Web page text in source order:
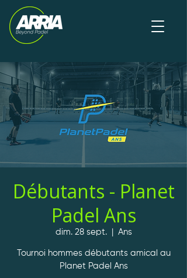
Débutants - Planet
Padel Ans
dim. 28 sept.
  |
Ans
Tournoi hommes débutants amical au
Planet Padel Ans